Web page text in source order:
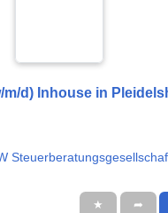
d) Inhouse in
★ ➦